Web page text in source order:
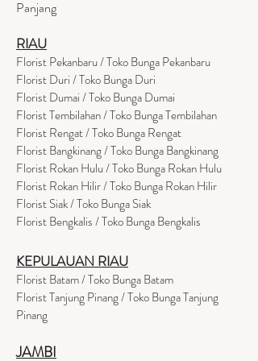
Panjang
RIAU
Florist Pekanbaru / Toko Bunga Pekanbaru
Florist Duri / Toko Bunga Duri
Florist Dumai / Toko Bunga Dumai
Florist Tembilahan / Toko Bunga Tembilahan
Florist Rengat / Toko Bunga Rengat
Florist Bangkinang / Toko Bunga Bangkinang
Florist Rokan Hulu / Toko Bunga Rokan Hulu
Florist Rokan Hilir / Toko Bunga Rokan Hilir
Florist Siak / Toko Bunga Siak
Florist Bengkalis / Toko Bunga Bengkalis
KEPULAUAN RIAU
Florist Batam / Toko Bunga Batam
Florist Tanjung Pinang / Toko Bunga Tanjung
Pinang
JAMBI